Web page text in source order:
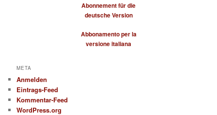
Abonnement für die
deutsche Version
Abbonamento per la
versione italiana
META
Anmelden
Eintrags-Feed
Kommentar-Feed
WordPress.org